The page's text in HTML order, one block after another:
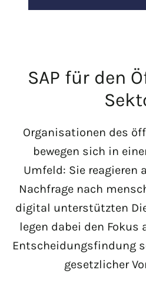
SAP für den
Organisationen des
bewegen sich in
Umfeld: Sie reagieren
Nachfrage nach
digital unterstützten
legen dabei den
Entscheidungsfindung
gesetzlicher